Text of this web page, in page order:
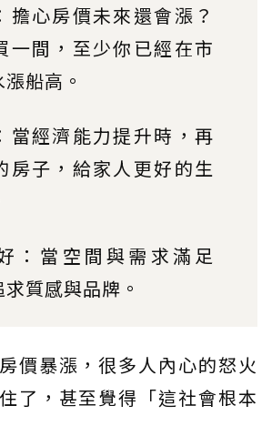
擔心房價未來還會漲？
一間，至少你已經在市
船高。
當經濟能力提升時，再
房子，給家人更好的生
：當空間與需求滿足
質感與品牌。
價暴漲，很多人內心的怒火
了，甚至覺得「這社會根本